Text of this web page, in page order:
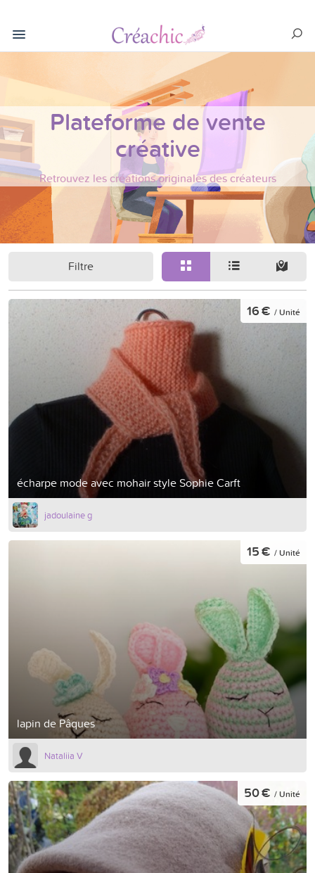
Plateforme de vente
créative
Retrouvez les créations originales des créateurs
Filtre
écharpe mode avec mohair style Sophie Carft
16 € / Unité
jadoulaine g
lapin de Pâques
15 € / Unité
Nataliia V
50 € / Unité